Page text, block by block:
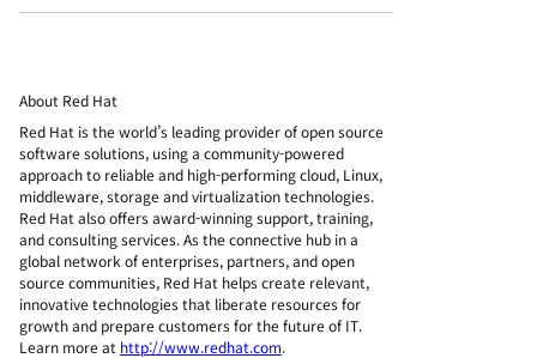
About Red Hat
Red Hat is the world’s leading provider of open source
software solutions, using a community-powered
approach to reliable and high-performing cloud, Linux,
middleware, storage and virtualization technologies.
Red Hat also offers award-winning support, training,
and consulting services. As the connective hub in a
global network of enterprises, partners, and open
source communities, Red Hat helps create relevant,
innovative technologies that liberate resources for
growth and prepare customers for the future of IT.
Learn more at http://www.redhat.com.